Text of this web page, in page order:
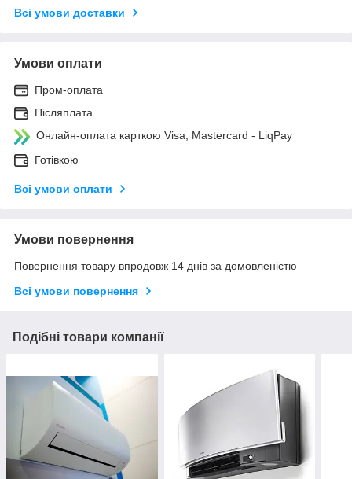
Всі умови доставки
Умови оплати
Пром-оплата
Післяплата
Онлайн-оплата карткою Visa, Mastercard - LiqPay
Готівкою
Всі умови оплати
Умови повернення
Повернення товару впродовж 14 днів за домовленістю
Всі умови повернення
Подібні товари компанії